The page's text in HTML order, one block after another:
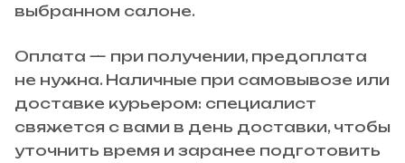
выбранном салоне.
Оплата — при получении, предоплата
не нужна. Наличные при самовывозе или
доставке курьером: специалист
свяжется с вами в день доставки, чтобы
уточнить время и заранее подготовить